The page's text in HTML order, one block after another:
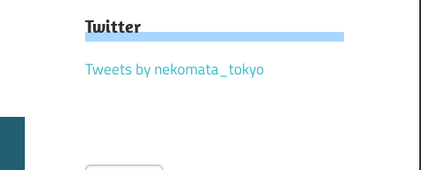
Twitter
Tweets by nekomata_tokyo